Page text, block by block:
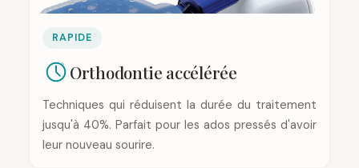
RAPIDE
Orthodontie accélérée
Techniques qui réduisent la durée du traitement
jusqu'à 40%. Parfait pour les ados pressés d'avoir
leur nouveau sourire.